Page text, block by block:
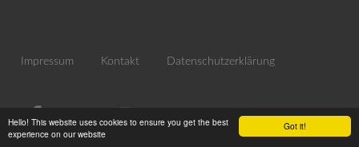
Got it!
Hello! This website uses cookies to ensure you get the best
experience on our website
Impressum Kontakt Datenschutzerklärung